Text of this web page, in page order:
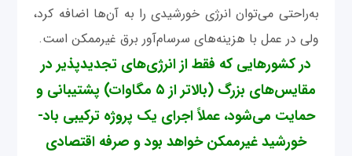
به‌راحتی می‌توان انرژی خورشیدی را به آن‌ها اضافه کرد،
ولی در عمل با هزینه‌های سرسام‌آور برق غیرممکن است.
در کشورهایی که فقط از انرژی‌های تجدیدپذیر در
مقایس‌های بزرگ (بالاتر از ۵ مگاوات) پشتیبانی و
حمایت می‌شود، عملاً اجرای یک پروژه ترکیبی باد-
خورشید غیرممکن خواهد بود و صرفه اقتصادی